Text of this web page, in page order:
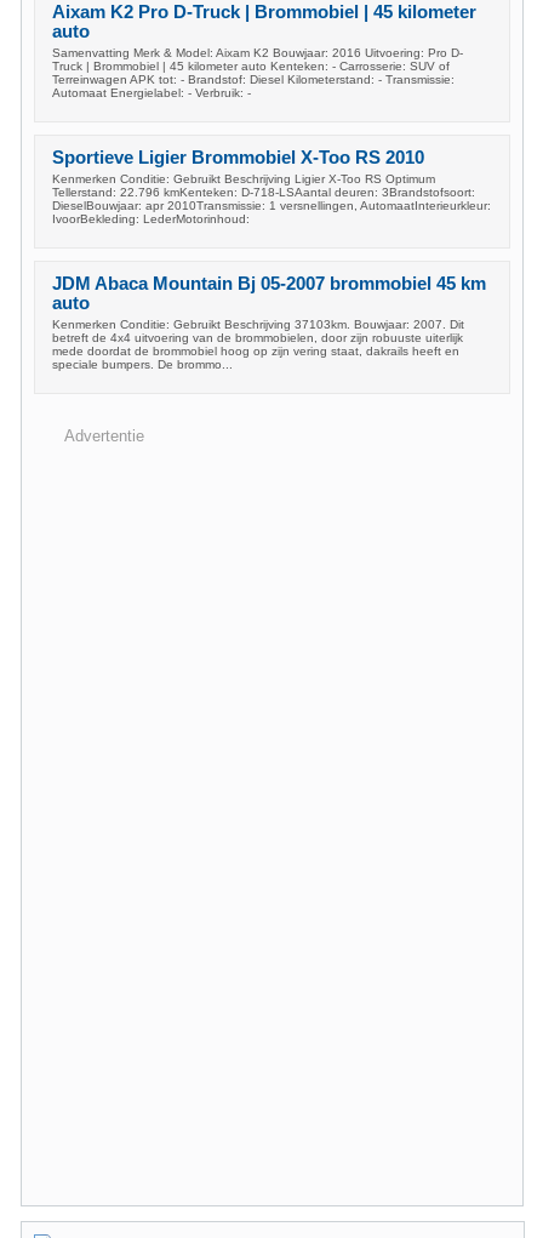
Aixam K2 Pro D-Truck | Brommobiel | 45 kilometer
auto
Samenvatting Merk & Model: Aixam K2 Bouwjaar: 2016 Uitvoering: Pro D-
Truck | Brommobiel | 45 kilometer auto Kenteken: - Carrosserie: SUV of
Terreinwagen APK tot: - Brandstof: Diesel Kilometerstand: - Transmissie:
Automaat Energielabel: - Verbruik: -
Sportieve Ligier Brommobiel X-Too RS 2010
Kenmerken Conditie: Gebruikt Beschrijving Ligier X-Too RS Optimum
Tellerstand: 22.796 kmKenteken: D-718-LSAantal deuren: 3Brandstofsoort:
DieselBouwjaar: apr 2010Transmissie: 1 versnellingen, AutomaatInterieurkleur:
IvoorBekleding: LederMotorinhoud:
JDM Abaca Mountain Bj 05-2007 brommobiel 45 km
auto
Kenmerken Conditie: Gebruikt Beschrijving 37103km. Bouwjaar: 2007. Dit
betreft de 4x4 uitvoering van de brommobielen, door zijn robuuste uiterlijk
mede doordat de brommobiel hoog op zijn vering staat, dakrails heeft en
speciale bumpers. De brommo...
Advertentie